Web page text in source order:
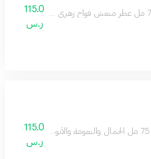
115.0
ر.س
115.0
ر.س